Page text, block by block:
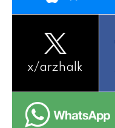
x/arzhalk